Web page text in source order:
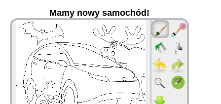
Mamy nowy samochód!
36